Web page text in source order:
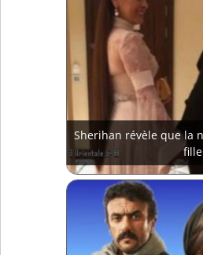
Sherihan révèle que la